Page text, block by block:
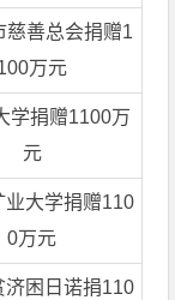
慈善总会捐赠1
万元
学捐赠1100万
元
业大学捐赠110
0万元
济困日诺捐110